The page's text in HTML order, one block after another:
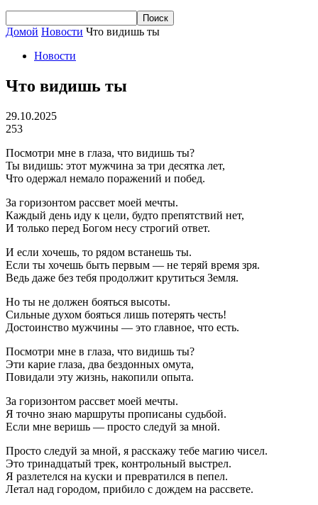
Домой Новости Что видишь ты
Новости
Что видишь ты
29.10.2025
253
Посмотри мне в глаза, что видишь ты?
Ты видишь: этот мужчина за три десятка лет,
Что одержал немало поражений и побед.
За горизонтом рассвет моей мечты.
Каждый день иду к цели, будто препятствий нет,
И только перед Богом несу строгий ответ.
И если хочешь, то рядом встанешь ты.
Если ты хочешь быть первым — не теряй время зря.
Ведь даже без тебя продолжит крутиться Земля.
Но ты не должен бояться высоты.
Сильные духом бояться лишь потерять честь!
Достоинство мужчины — это главное, что есть.
Посмотри мне в глаза, что видишь ты?
Эти карие глаза, два бездонных омута,
Повидали эту жизнь, накопили опыта.
За горизонтом рассвет моей мечты.
Я точно знаю маршруты прописаны судьбой.
Если мне веришь — просто следуй за мной.
Просто следуй за мной, я расскажу тебе магию чисел.
Это тринадцатый трек, контрольный выстрел.
Я разлетелся на куски и превратился в пепел.
Летал над городом, прибило с дождем на рассвете.